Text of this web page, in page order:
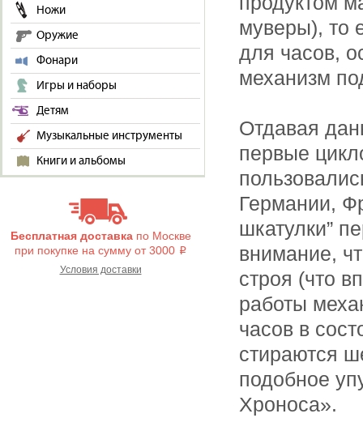
Ножи
Оружие
Фонари
Игры и наборы
Детям
Музыкальные инструменты
Книги и альбомы
Бесплатная доставкапо Москве
при покупке на сумму от 3000 i
Условия доставки
муверы), то
для часов,
механизм
Отдавая
первые
Германии,
шкатулки”
внимание,
строя (что
работы
часов в
стираются
подобное
Хроноса».